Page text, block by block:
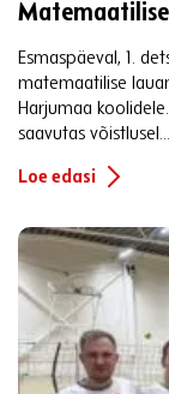
Matemaatilise
Esmaspäeval, 1.
matemaatilise
Harjumaa
saavutas võistlusel...
Loe edasi